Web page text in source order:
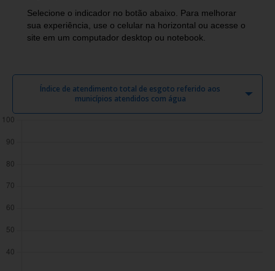
Selecione o indicador no botão abaixo. Para melhorar
sua experiência, use o celular na horizontal ou acesse o
site em um computador desktop ou notebook.
Índice de atendimento total de esgoto referido aos
municípios atendidos com água